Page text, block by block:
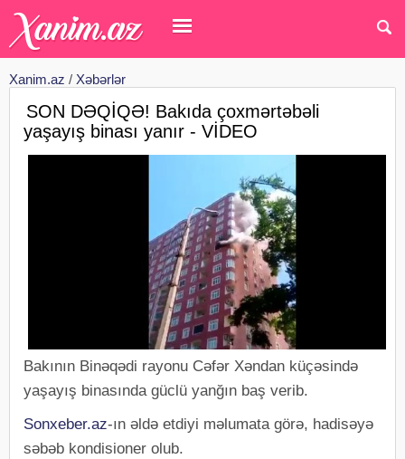
Xanim.az / Xəbərlər
SON DƏQİQƏ! Bakıda çoxmərtəbəli
yaşayış binası yanır - VİDEO
Bakının Binəqədi rayonu Cəfər Xəndan küçəsində
yaşayış binasında güclü yanğın baş verib.
Sonxeber.az-ın əldə etdiyi məlumata görə, hadisəyə
səbəb kondisioner olub.